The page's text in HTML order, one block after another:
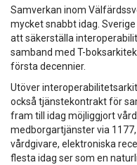
Samverkan inom
mycket snabbt idag.
att säkerställa
samband med T-
första decennier.
Utöver
också tjänstekontrakt för
fram till idag möjliggjort
medborgartjänster via
vårdgivare, elektroniska
flesta idag ser som en